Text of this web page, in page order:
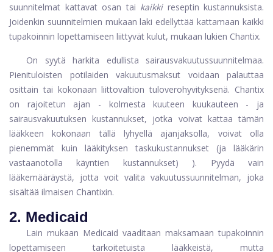
suunnitelmat kattavat osan tai kaikki reseptin kustannuksista.
Joidenkin suunnitelmien mukaan laki edellyttää kattamaan kaikki
tupakoinnin lopettamiseen liittyvät kulut, mukaan lukien Chantix.
On syytä harkita edullista sairausvakuutussuunnitelmaa.
Pienituloisten potilaiden vakuutusmaksut voidaan palauttaa
osittain tai kokonaan liittovaltion tuloverohyvityksenä. Chantix
on rajoitetun ajan - kolmesta kuuteen kuukauteen - ja
sairausvakuutuksen kustannukset, jotka voivat kattaa tämän
lääkkeen kokonaan tällä lyhyellä ajanjaksolla, voivat olla
pienemmät kuin lääkityksen taskukustannukset (ja lääkärin
vastaanotolla käyntien kustannukset) ). Pyydä vain
lääkemääräystä, jotta voit valita vakuutussuunnitelman, joka
sisältää ilmaisen Chantixin.
2. Medicaid
Lain mukaan Medicaid vaaditaan maksamaan tupakoinnin
lopettamiseen tarkoitetuista lääkkeistä, mutta